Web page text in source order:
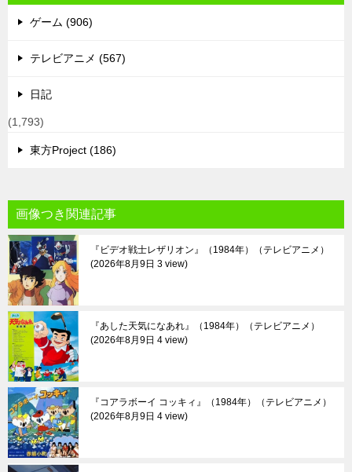
ゲーム (906)
テレビアニメ (567)
日記
(1,793)
東方Project (186)
画像つき関連記事
『ビデオ戦士レザリオン』（1984年）（テレビアニメ）
2026年8月9日 3 view
『あした天気になあれ』（1984年）（テレビアニメ）
2026年8月9日 4 view
『コアラボーイ コッキィ』（1984年）（テレビアニメ）
2026年8月9日 4 view